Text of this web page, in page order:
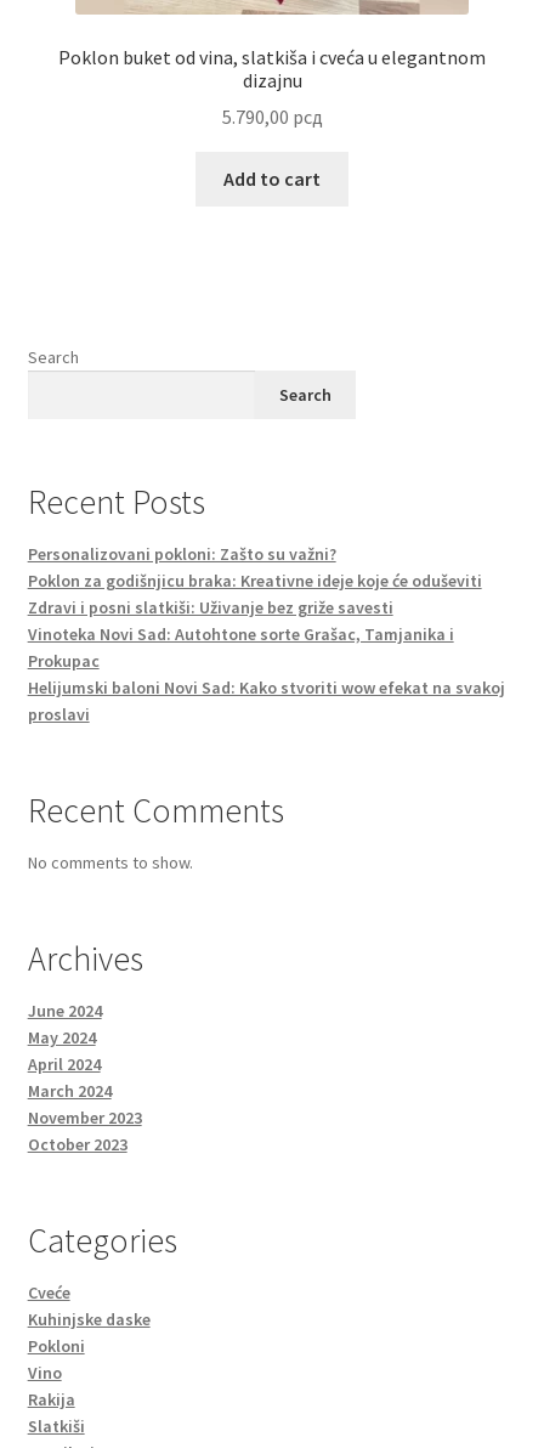
Poklon buket od vina, slatkiša i cveća u elegantnom
dizajnu
5.790,00 рсд
Add to cart
Search
Search
Recent Posts
Personalizovani pokloni: Zašto su važni?
Poklon za godišnjicu braka: Kreativne ideje koje će oduševiti
Zdravi i posni slatkiši: Uživanje bez griže savesti
Vinoteka Novi Sad: Autohtone sorte Grašac, Tamjanika i
Prokupac
Helijumski baloni Novi Sad: Kako stvoriti wow efekat na svakoj
proslavi
Recent Comments
No comments to show.
Archives
June 2024
May 2024
April 2024
March 2024
November 2023
October 2023
Categories
Cveće
Kuhinjske daske
Pokloni
Vino
Rakija
Slatkiši